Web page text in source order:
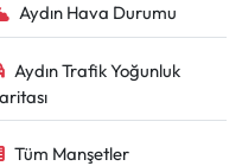
Aydın Hava Durumu
Aydın Trafik Yoğunluk
Tüm Manşetler